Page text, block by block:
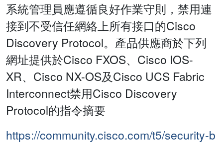
系統管理員應遵循良好作業守則，禁用連
接到不受信任網絡上所有接口的Cisco
Discovery Protocol。產品供應商於下列
網址提供於Cisco FXOS、Cisco IOS-
XR、Cisco NX-OS及Cisco UCS Fabric
Interconnect禁用Cisco Discovery
Protocol的指令摘要
https://community.cisco.com/t5/security-b